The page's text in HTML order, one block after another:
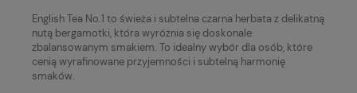
English Tea No.1 to świeża i subtelna czarna herbata z delikatną
nutą bergamotki, która wyróżnia się doskonale
zbalansowanym smakiem. To idealny wybór dla osób, które
cenią wyrafinowane przyjemności i subtelną harmonię
smaków.